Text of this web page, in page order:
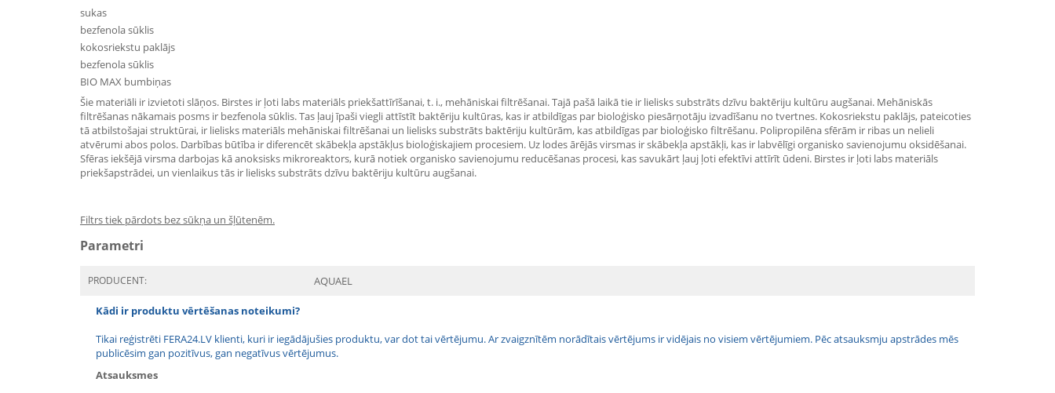
sukas
bezfenola sūklis
kokosriekstu paklājs
bezfenola sūklis
BIO MAX bumbiņas
Šie materiāli ir izvietoti slāņos. Birstes ir ļoti labs materiāls priekšattīrīšanai, t. i., mehāniskai filtrēšanai. Tajā pašā laikā tie ir lielisks substrāts dzīvu baktēriju kultūru augšanai. Mehāniskās
filtrēšanas nākamais posms ir bezfenola sūklis. Tas ļauj īpaši viegli attīstīt baktēriju kultūras, kas ir atbildīgas par bioloģisko piesārņotāju izvadīšanu no tvertnes. Kokosriekstu paklājs, pateicoties
tā atbilstošajai struktūrai, ir lielisks materiāls mehāniskai filtrēšanai un lielisks substrāts baktēriju kultūrām, kas atbildīgas par bioloģisko filtrēšanu. Polipropilēna sfērām ir ribas un nelieli
atvērumi abos polos. Darbības būtība ir diferencēt skābekļa apstākļus bioloģiskajiem procesiem. Uz lodes ārējās virsmas ir skābekļa apstākļi, kas ir labvēlīgi organisko savienojumu oksidēšanai.
Sfēras iekšējā virsma darbojas kā anoksisks mikroreaktors, kurā notiek organisko savienojumu reducēšanas procesi, kas savukārt ļauj ļoti efektīvi attīrīt ūdeni. Birstes ir ļoti labs materiāls
priekšapstrādei, un vienlaikus tās ir lielisks substrāts dzīvu baktēriju kultūru augšanai.
Filtrs tiek pārdots bez sūkņa un šļūtenēm.
Parametri
PRODUCENT: AQUAEL
Kādi ir produktu vērtēšanas noteikumi?
Tikai reģistrēti FERA24.LV klienti, kuri ir iegādājušies produktu, var dot tai vērtējumu. Ar zvaigznītēm norādītais vērtējums ir vidējais no visiem vērtējumiem. Pēc atsauksmju apstrādes mēs
publicēsim gan pozitīvus, gan negatīvus vērtējumus.
Atsauksmes